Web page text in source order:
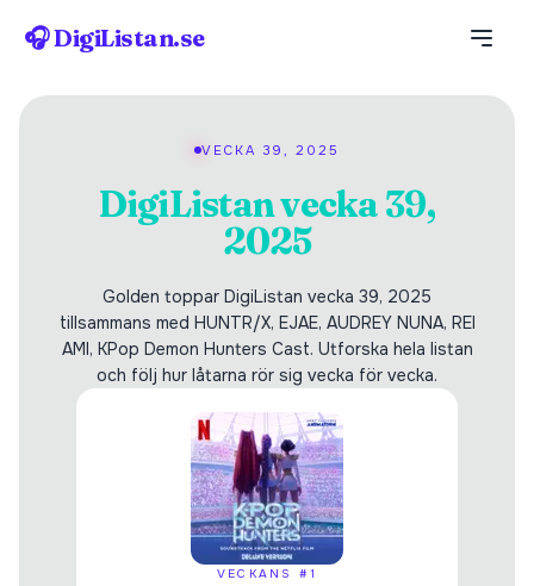
🎧 DigiListan.se
VECKA 39, 2025
DigiListan vecka 39,
2025
Golden toppar DigiListan vecka 39, 2025
tillsammans med HUNTR/X, EJAE, AUDREY NUNA, REI
AMI, KPop Demon Hunters Cast. Utforska hela listan
och följ hur låtarna rör sig vecka för vecka.
VECKANS #1